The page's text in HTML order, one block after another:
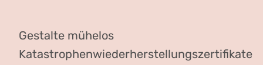
Gestalte mühelos
Katastrophenwiederherstellungszertifikate